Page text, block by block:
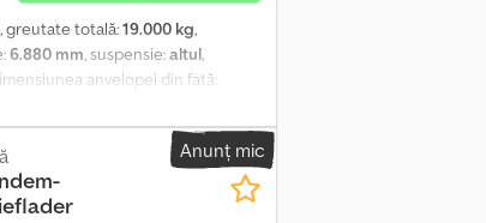
, greutate totală:19.000 kg,
6.880 mm, suspensie:altul,
anvelopei din față:
la erori de tipar, greșeli și
Ahqsr
Anunț mic